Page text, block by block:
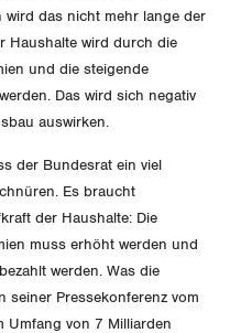
das nicht mehr lange der
Haushalte wird durch die
und die steigende
Das wird sich negativ
auswirken.
der Bundesrat ein viel
Es braucht
der Haushalte: Die
muss erhöht werden und
werden. Was die
seiner Pressekonferenz vom
Umfang von 7 Milliarden